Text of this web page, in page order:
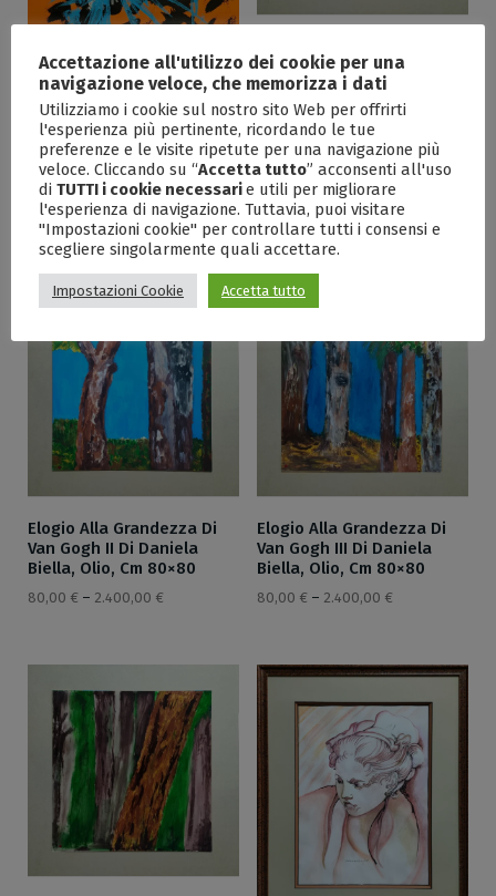
Elogio Ai Pensieri Liberi Di
Francesco Delli Noci,
Tecnica Mista, Cm 70×100
80,00€–1.000,00€
Van Gogh I Di Daniela
Biella, Olio, Cm 80×80
80,00€–2.400,00€
Elogio Alla Grandezza Di
Van Gogh II Di Daniela
Biella, Olio, Cm 80×80
80,00 € – 2.400,00 €
Elogio Alla Grandezza Di
Van Gogh III Di Daniela
Biella, Olio, Cm 80×80
80,00 € – 2.400,00 €
Accettazione all'utilizzo dei cookie per una
navigazione veloce, che memorizza i dati
Utilizziamo i cookie sul nostro sito Web per offrirti
l'esperienza più pertinente, ricordando le tue
preferenze e le visite ripetute per una navigazione più
veloce. Cliccando su “Accetta tutto” acconsenti all'uso
di TUTTI i cookie necessarie utili per migliorare
l'esperienza di navigazione. Tuttavia, puoi visitare
"Impostazioni cookie" per controllare tutti i consensi e
scegliere singolarmente quali accettare.
Impostazioni Cookie Accetta tutto